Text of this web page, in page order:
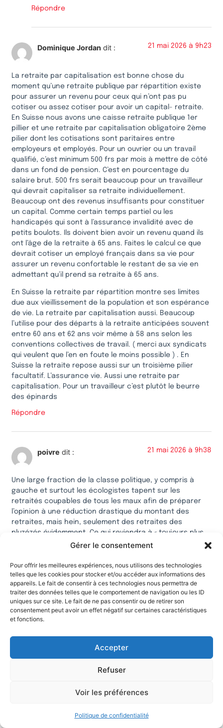
Gérer le consentement
Pour offrir les meilleures expériences, nous utilisons des technologies
telles que les cookies pour stocker et/ou accéder aux informations des
appareils. Le fait de consentir à ces technologies nous permettra de
traiter des données telles que le comportement de navigation ou les ID
uniques sur ce site. Le fait de ne pas consentir ou de retirer son
consentement peut avoir un effet négatif sur certaines caractéristiques
et fonctions.
Accepter
Refuser
Voir les préférences
Politique de confidentialité
Répondre
Dominique Jordan dit : 21 mai 2026 à 9h23
La retraite par capitalisation est bonne chose du
moment qu’une retraite publique par répartition existe
pour assurer un revenu pour ceux qui n’ont pas pu
cotiser ou assez cotiser pour avoir un capital- retraite.
En Suisse nous avons une caisse retraite publique 1er
pillier et une retraite par capitalisation obligatoire 2ème
pilier dont les cotisations sont paritaires entre
employeurs et employés. Pour un ouvrier ou un travail
qualifié, c’est minimum 500 frs par mois à mettre de côté
dans un fond de pension. C’est en pourcentage du
salaire brut. 500 frs serait beaucoup pour un travailleur
qui devrait capitaliser sa retraite individuellement.
Beaucoup ont des revenus insuffisants pour constituer
un capital. Comme certain temps partiel ou les
handicapés qui sont à l’assurance invalidité avec de
petits boulots. Ils doivent bien avoir un revenu quand ils
ont l’âge de la retraite à 65 ans. Faites le calcul ce que
devrait cotiser un employé français dans sa vie pour
assurer un revenu confortable le restant de sa vie en
admettant qu’il prend sa retraite à 65 ans.
En Suisse la retraite par répartition montre ses limites
due aux vieillissement de la population et son espérance
de vie. La retraite par capitalisation aussi. Beaucoup
l’utilise pour des départs à la retraite anticipées souvent
entre 60 ans et 62 ans voir même à 58 ans selon les
conventions collectives de travail. ( merci aux syndicats
qui veulent que l’en en foute le moins possible ) . En
Suisse la retraite repose aussi sur un troisième pilier
facultatif. L’assurance vie. Aussi une retraite par
capitalisation. Pour un travailleur c’est plutôt le beurre
des épinards
Répondre
poivre dit : 21 mai 2026 à 9h38
Une large fraction de la classe politique, y compris à
gauche et surtout les écologistes tapent sur les
retraités coupables de tous les maux afin de préparer
l’opinion à une réduction drastique du montant des
retraites, mais hein, seulement des retraites des
pluzézés évidemment. Ce qui reviendra à « toujours plus
d’impôts, toujours pour les mêmes »; socialiste un jour,
Répondre
PHN1250 dit : 21 mai 2026 à 11h02
S’il est vrai qu’un retraité d’aujourd’hui coûte 2 fois ce qu’il
a cotisé, il y a de quoi s’interroger sur l’utilité de tous ces
organismes tel le COR et bien d’autres, ces comités
Théodule et Réservoirs de pensées qui font des calculs
lourdement trompés.
dans la répartition !